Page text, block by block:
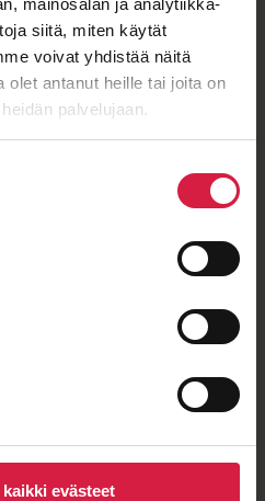
siitä, miten käytät
voivat yhdistää näitä
olet antanut heille tai joita on
palvelujaan.
evästeet
valmistajalta